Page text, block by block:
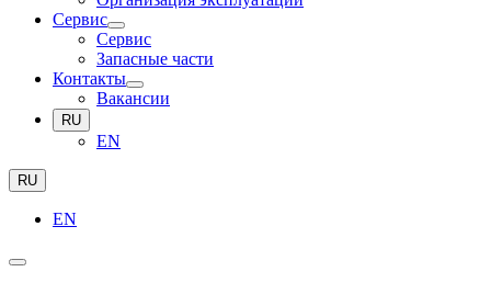
Сервис
Сервис
Запасные части
Контакты
Вакансии
RU
EN
RU
EN